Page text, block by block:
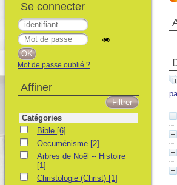
Se connecter
Mot de passe oublié ?
Affiner
Catégories
Bible Bible [6]
Oecuménisme
Oecuménisme [2]
Arbres de Noël -- Histoire
Arbres de Noël -- Histoire
[1]
Christologie (Christ)
Christologie (Christ) [1]